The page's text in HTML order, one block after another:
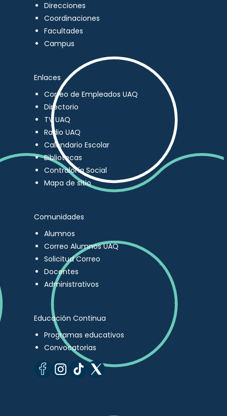
Direcciones
Coordinaciones
Facultades
Campus
Enlaces
Correo de Empleados UAQ
Directorio
TV UAQ
Radio UAQ
Calendario Escolar
Bibliotecas
Contraloría Social
Mapa de sitio
Comunidades
Alumnos
Correo Alumnos UAQ
Solicitud Correo
Docentes
Administrativos
Educación Continua
Programas educativos
Convocatorias